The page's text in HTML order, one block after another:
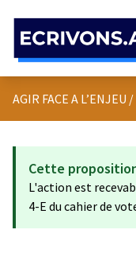
AGIR FACE A L’ENJEU /
Cette
L'action est
4-E du cahier de